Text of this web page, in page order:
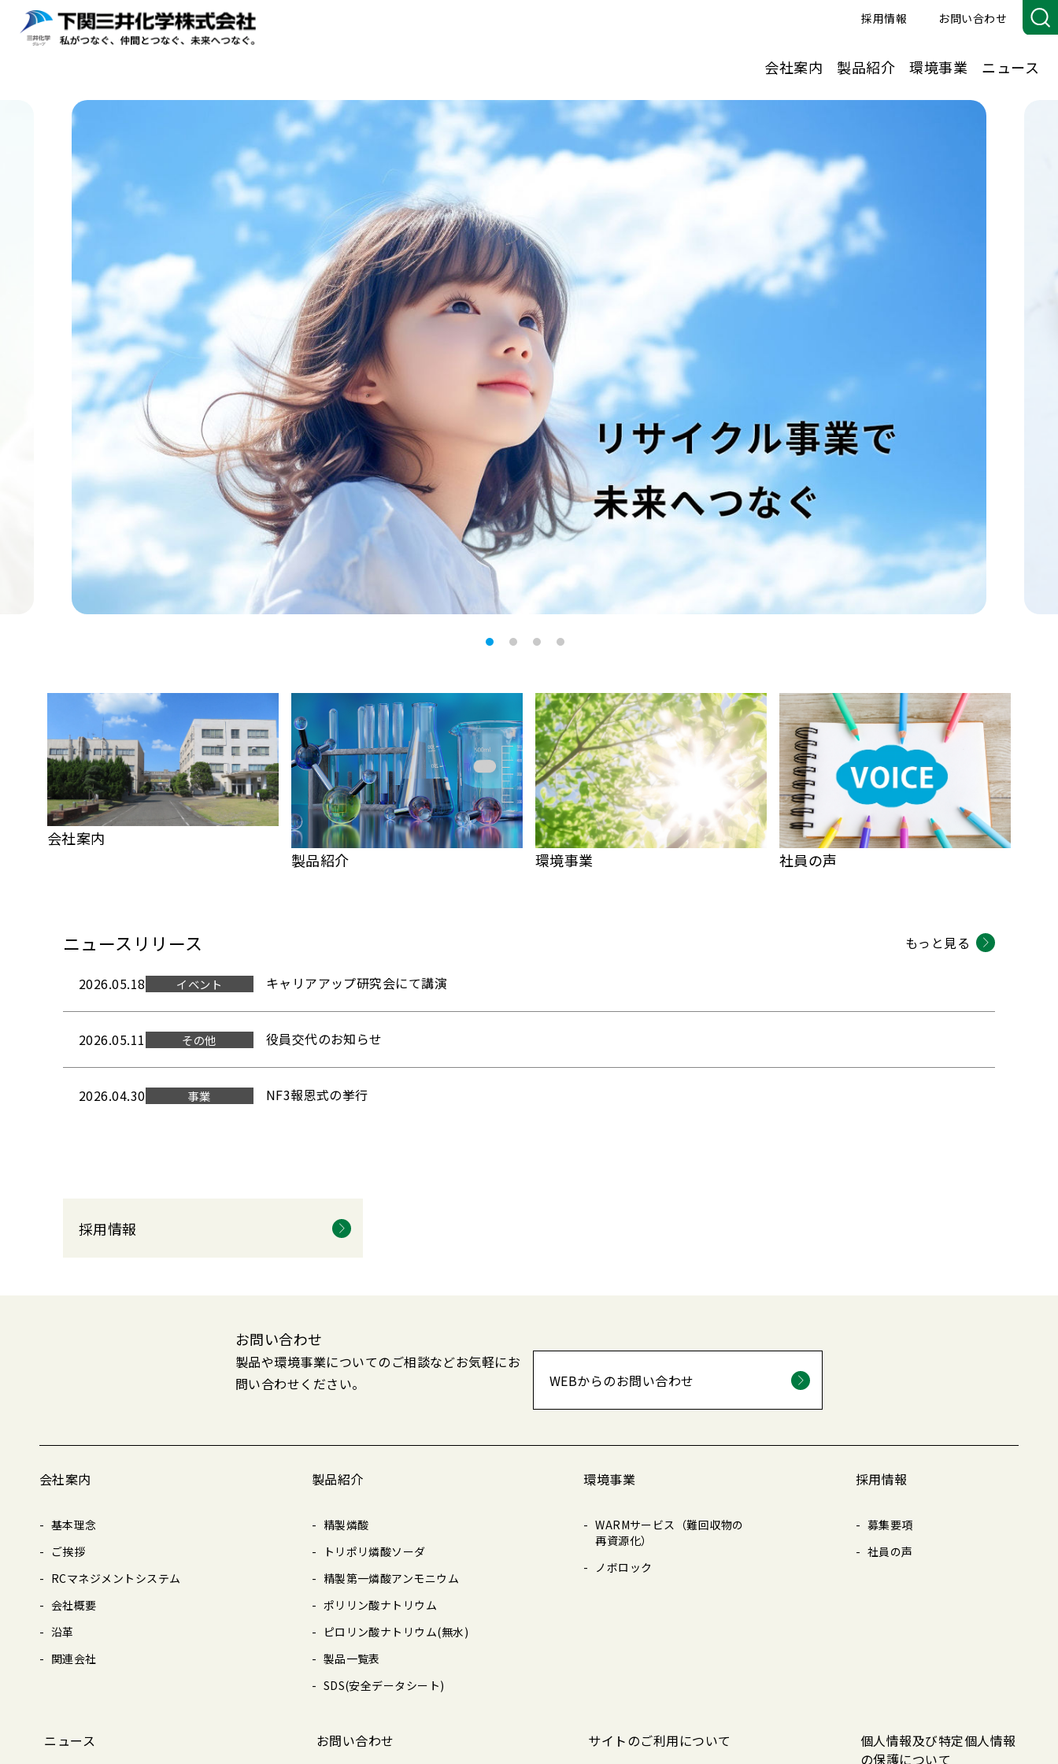
採用情報 お問い合わせ
会社案内 製品紹介 環境事業 ニュース
会社案内
製品紹介
環境事業 社員の声
ニュースリリース もっと見る
2026.05.18 イベント キャリアアップ研究会にて講演
2026.05.11 その他 役員交代のお知らせ
2026.04.30 事業 NF3報恩式の挙行
採用情報
お問い合わせ
製品や環境事業についてのご相談などお気軽にお
問い合わせください。
WEBからのお問い合わせ
会社案内
基本理念
ご挨拶
RCマネジメントシステム
会社概要
沿革
関連会社
製品紹介
精製燐酸
トリポリ燐酸ソーダ
精製第一燐酸アンモニウム
ポリリン酸ナトリウム
ピロリン酸ナトリウム(無水)
製品一覧表
SDS(安全データシート)
環境事業
WARMサービス（難回収物の
再資源化）
ノボロック
採用情報
募集要項
社員の声
ニュース お問い合わせ サイトのご利用について
個人情報及び特定個人情報
の保護について